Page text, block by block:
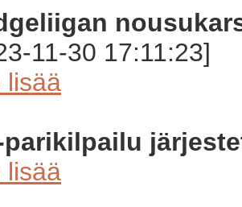
11-30 17:11:23]
lisää
parikilpailu
lisää